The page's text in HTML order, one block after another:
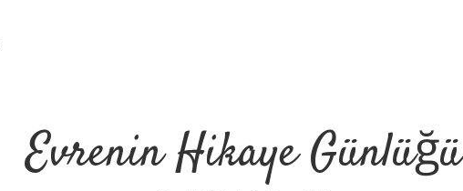
Evrenin Hikaye Günlüğü